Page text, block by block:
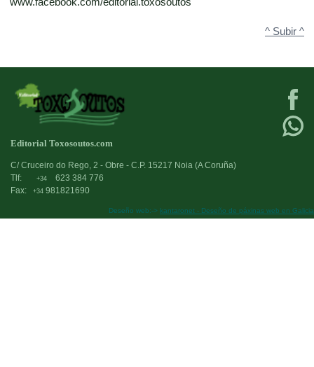
www.facebook.com/editorial.toxosoutos
^ Subir ^
Editorial Toxosoutos.com
C/ Cruceiro do Rego, 2 - Obre - C.P. 15217 Noia (A Coruña)
Tlf:
+34
623 384 776
Fax:
+34 981821690
Deseño web:-> kantaronet - Deseño de páxinas web en Galicia